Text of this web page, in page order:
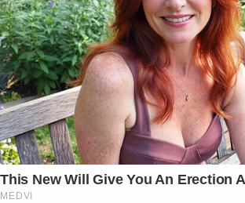
This New Will Give You An Erection
MEDVI